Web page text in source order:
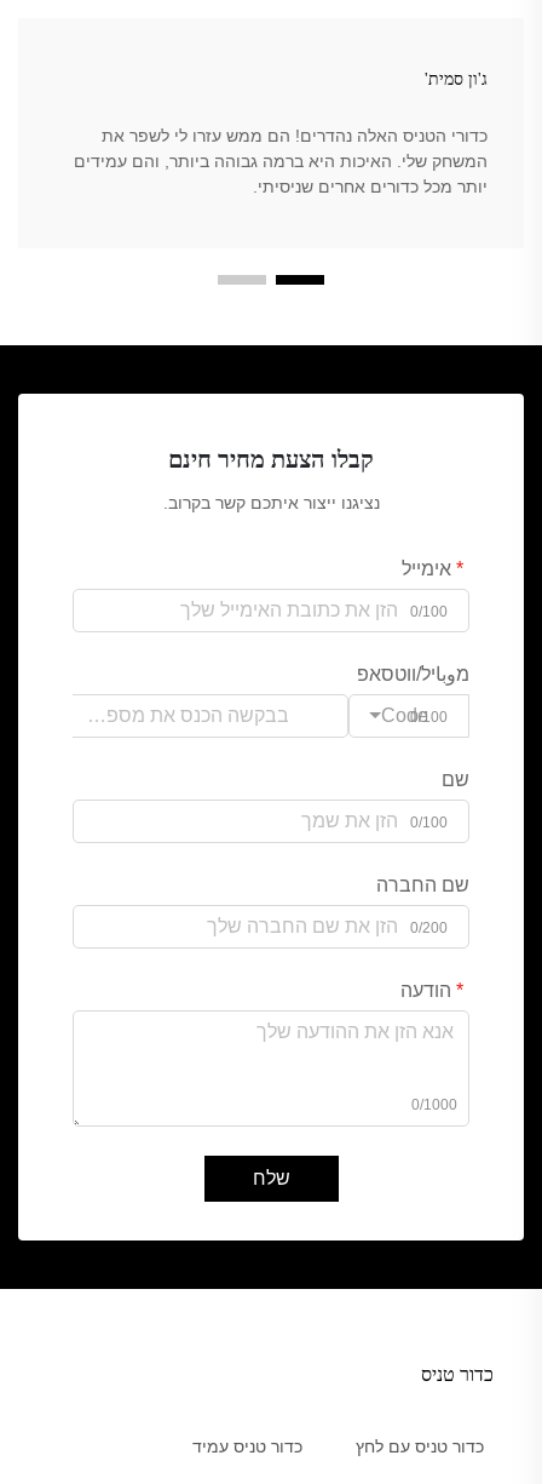
ג'ון סמית'
כדורי הטניס האלה נהדרים! הם ממש עזרו לי לשפר את
המשחק שלי. האיכות היא ברמה גבוהה ביותר, והם עמידים
יותר מכל כדורים אחרים שניסיתי.
קבלו הצעת מחיר חינם
נציגנו ייצור איתכם קשר בקרוב.
אימייל
0/100
מوباיל/ווטסאפ
Code0/100
שם
0/100
שם החברה
0/200
הודעה
0/1000
שלח
כדור טניס
כדור טניס עם לחץ כדור טניס עמיד